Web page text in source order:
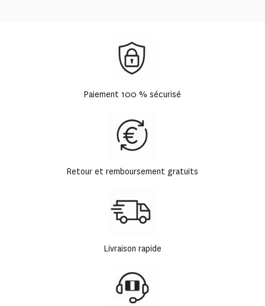
Paiement 100 % sécurisé
Retour et remboursement gratuits
Livraison rapide